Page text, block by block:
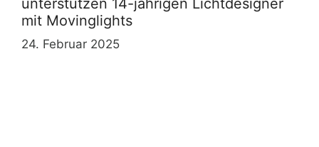
unterstützen 14-jährigen Lichtdesigner
mit Movinglights
24. Februar 2025